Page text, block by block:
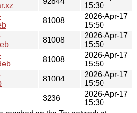
15:30
81008
2026-Apr-17
15:50
81008
2026-Apr-17
15:50
81008
2026-Apr-17
15:50
81004
2026-Apr-17
15:50
3236
2026-Apr-17
15:30